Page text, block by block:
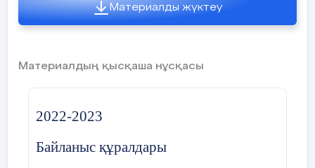
Материалды жүктеу
Материалдың қысқаша нұсқасы
2022-2023
Байланыс құралдары